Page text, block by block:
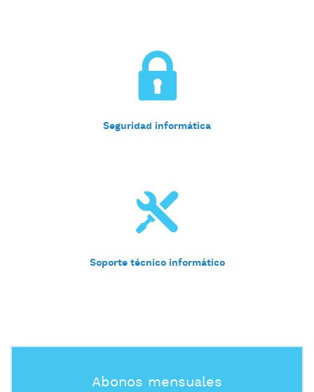
Seguridad informática
Soporte técnico informático
Abonos mensuales